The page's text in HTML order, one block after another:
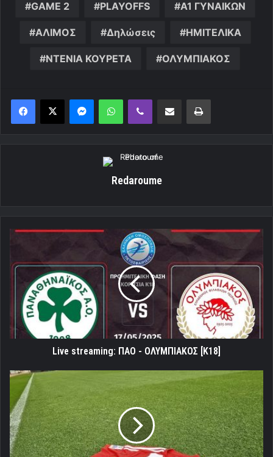
GAME 2 PLAYOFFS Α1 ΓΥΝΑΙΚΩΝ
ΑΛΙΜΟΣ Δηλώσεις ΗΜΙΤΕΛΙΚΑ
ΝΤΕΝΙΑ ΚΟΥΡΕΤΑ ΟΛΥΜΠΙΑΚΟΣ
MessengerWhatsAppViber Κοινοποίηση μέσω ηλεκτρονικού ταχυδρομείουΕκτύπωση
Redaroume
Live
ΠΑΟ
ΟΛΥΜΠΙΑΚΟΣ
[K18]
Live streaming: ΠΑΟ - ΟΛΥΜΠΙΑΚΟΣ [K18]
Με
Ιερή
Ερυθρόλευκη[pic]